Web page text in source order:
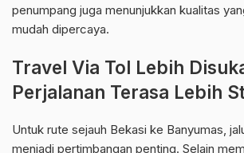
penumpang juga menunjukkan kualitas
mudah dipercaya.
Travel Via Tol Lebih
Perjalanan Terasa Lebih
Untuk rute sejauh Bekasi ke Banyumas,
menjadi pertimbangan penting. Selain